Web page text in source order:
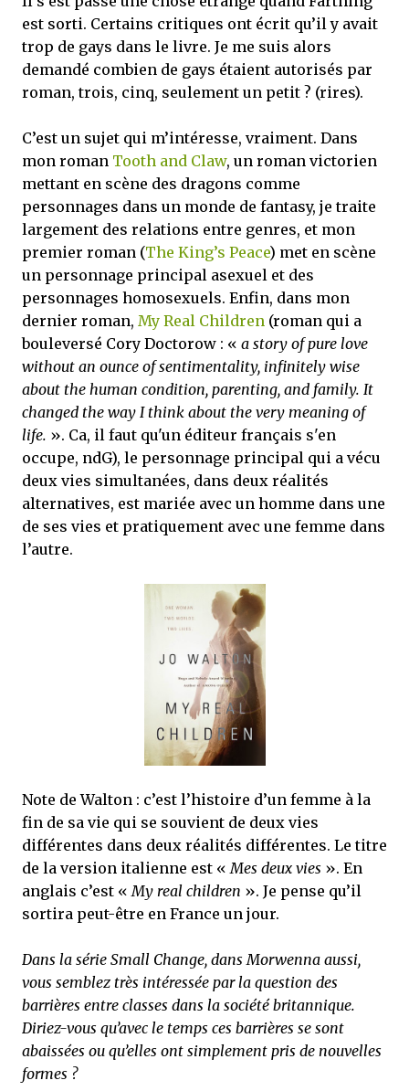
est sorti. Certains critiques ont écrit qu’il y avait
trop de gays dans le livre. Je me suis alors
demandé combien de gays étaient autorisés par
roman, trois, cinq, seulement un petit ? (rires).
C’est un sujet qui m’intéresse, vraiment. Dans
mon roman Tooth and Claw, un roman victorien
mettant en scène des dragons comme
personnages dans un monde de fantasy, je traite
largement des relations entre genres, et mon
premier roman (The King’s Peace) met en scène
un personnage principal asexuel et des
personnages homosexuels. Enfin, dans mon
dernier roman, My Real Children (roman qui a
bouleversé Cory Doctorow : « a story of pure love
without an ounce of sentimentality, infinitely wise
about the human condition, parenting, and family. It
changed the way I think about the very meaning of
life. ». Ca, il faut qu'un éditeur français s'en
occupe, ndG), le personnage principal qui a vécu
deux vies simultanées, dans deux réalités
alternatives, est mariée avec un homme dans une
de ses vies et pratiquement avec une femme dans
l’autre.
Note de Walton : c’est l’histoire d’un femme à la
fin de sa vie qui se souvient de deux vies
différentes dans deux réalités différentes. Le titre
de la version italienne est « Mes deux vies ». En
anglais c’est « My real children ». Je pense qu’il
sortira peut-être en France un jour.
Dans la série Small Change, dans Morwenna aussi,
vous semblez très intéressée par la question des
barrières entre classes dans la société britannique.
Diriez-vous qu’avec le temps ces barrières se sont
abaissées ou qu’elles ont simplement pris de nouvelles
formes ?